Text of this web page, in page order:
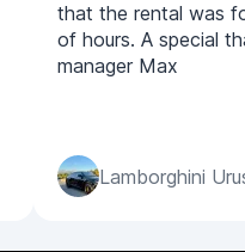
that the rental was
of hours. A special
manager Max
Lamborghini